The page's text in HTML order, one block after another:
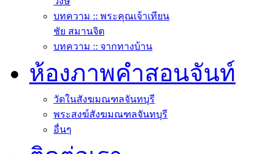
บทความ :: พระคุณเจ้าเทียน
ชัย สมานจิต
บทความ :: จากทางบ้าน
ห้องภาพคำสอนจันท์
วัดในสังฆมณฑลจันทบุรี
พระสงฆ์สังฆมณฑลจันทบุรี
อื่นๆ